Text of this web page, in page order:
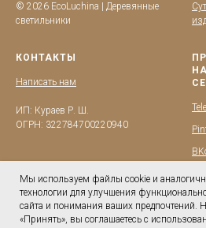
© 2026 EcoLuchina | Деревянные
светильники
КОНТАКТЫ
Написать нам
ИП: Кураев Р. Ш.
ОГРН: 322784700220940
Мы используем файлы cookie и
технологии для улучшения
сайта и понимания ваших предпочтений.
«Принять», вы соглашаетесь с